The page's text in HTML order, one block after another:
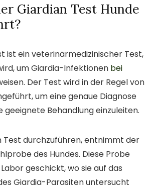
Giardian Test Hunde
ist ein veterinärmedizinischer Test,
um Giardia-Infektionen bei
Der Test wird in der Regel von
um eine genaue Diagnose
geeignete Behandlung einzuleiten.
Test durchzuführen, entnimmt der
des Hundes. Diese Probe
geschickt, wo sie auf das
Giardia-Parasiten untersucht